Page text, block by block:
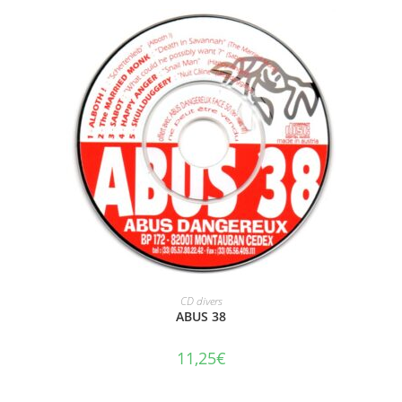
AJOUTER AU PANIER
CD divers
ABUS 38
11,25€